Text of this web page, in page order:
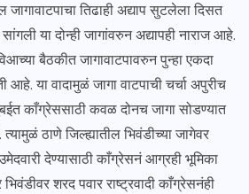
तिढाही अद्याप सुटलेला दिसत
या दोन्ही जागांवरुन अद्यापही नाराज आहे.
बैठकीत जागावाटपावरुन पुन्हा एकदा
आहे. या वादामुळं जागा वाटपाची चर्चा अपुरीच
काँग्रेससाठी कवळ दोनच जागा सोडण्यात
ठाणे जिल्ह्यातील भिवंडीच्या जागेवर
देण्यासाठी काँग्रेसनं आग्रही भूमिका
शरद पवार राष्ट्रवादी काँग्रेसनंही